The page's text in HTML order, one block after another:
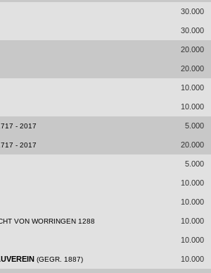
30.000
30.000
20.000
20.000
10.000
10.000
- 2017 5.000
- 2017 20.000
5.000
10.000
10.000
VON WORRINGEN 1288 10.000
10.000
(GEGR. 1887) 10.000